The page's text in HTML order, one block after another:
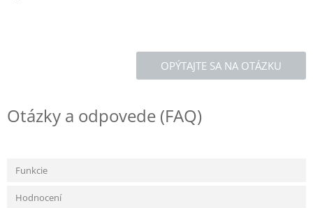
OPÝTAJTE SA NA OTÁZKU
Otázky a odpovede (FAQ)
Funkcie
Hodnocení